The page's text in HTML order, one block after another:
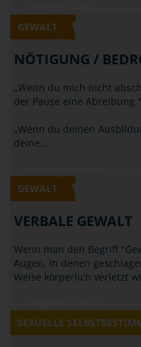
GEWALT
NÖTIGUNG /
„Wenn du mich nicht
der Pause eine Abreibung."
„Wenn du deinen
deine…
GEWALT
VERBALE GEWALT
Wenn man den Begriff
Augen, in denen
Weise körperlich verletzt
SEXUELLE